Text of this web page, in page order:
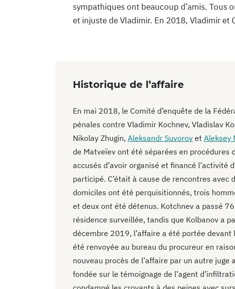
sympathiques ont beaucoup d’amis. Tous
et injuste de Vladimir. En 2018, Vladimir et
Historique de l’affaire
En mai 2018, le Comité d’enquête de la
pénales contre Vladimir Kochnev, Vladislav
Nikolay Zhugin, Aleksandr Suvorov et Aleksey
de Matveïev ont été séparées en procédures
accusés d’avoir organisé et financé l’activité
participé. C’était à cause de rencontres avec
domiciles ont été perquisitionnés, trois
et deux ont été détenus. Kotchnev a passé
résidence surveillée, tandis que Kolbanov a
décembre 2019, l’affaire a été portée
été renvoyée au bureau du procureur en
nouveau procès de l’affaire par un autre
fondée sur le témoignage de l’agent